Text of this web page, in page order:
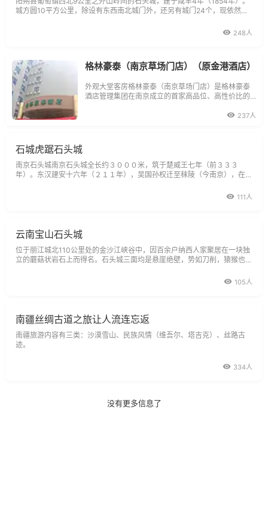
城方圆10平方公里，除设有东西南北城门外，还另有城门24个，现依然存
248人
格林豪泰（南京草场门店）（原金港酒店）
外观大堂客房格林豪泰（南京草场门店）是格林豪泰
酒店管理集团在南京成立的首家高品位、高性价比的
南京河西新城区之间，隶属鼓楼区，是南京经济活动
237人
石城虎踞石头城
南京石头城南京石头城全长约３０００米，筑于楚威王七年（前３３３
年）。东汉建安十六年（２１１年），吴国孙权迁至秣陵（今南京），在石
111人
云南宝山石头城
位于丽江城北110公里处的金沙江峡谷中，因百余户纳西人家聚居在一块独
立的蘑菇状岩石上而得名。石头城三面均是悬崖绝壁，势如刀削，猿猴也难
105人
南疆丝绸古道之旅让人流连忘返
南疆旅游内容有三类：沙漠雪山、民族风情（维吾尔、塔吉克）、丝路古
迹。
334人
没有更多信息了